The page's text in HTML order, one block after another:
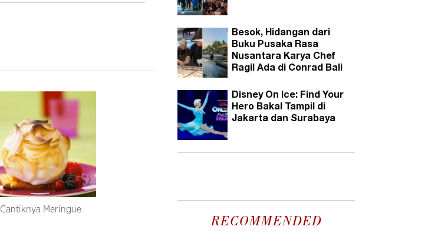
Cantiknya Meringue
Besok, Hidangan dari
Buku Pusaka Rasa
Nusantara Karya Chef
Ragil Ada di Conrad Bali
Disney On Ice: Find Your
Hero Bakal Tampil di
Jakarta dan Surabaya
RECOMMENDED